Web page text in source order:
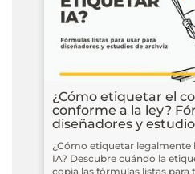
¿Cómo etiquetar el
conforme a la ley?
diseñadores y
¿Cómo etiquetar legalmente
IA? Descubre cuándo la
copia las fórmulas listas para